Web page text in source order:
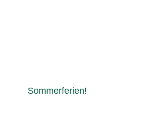
Sommerferien!